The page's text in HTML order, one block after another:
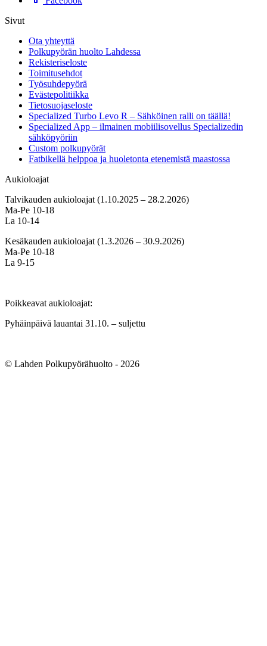
Sivut
Ota yhteyttä
Polkupyörän huolto Lahdessa
Rekisteriseloste
Toimitusehdot
Työsuhdepyörä
Evästepolitiikka
Tietosuojaseloste
Specialized Turbo Levo R – Sähköinen ralli on täällä!
Specialized App – ilmainen mobiilisovellus Specializedin
sähköpyöriin
Custom polkupyörät
Fatbikellä helppoa ja huoletonta etenemistä maastossa
Aukioloajat
Talvikauden aukioloajat (1.10.2025 – 28.2.2026)
Ma-Pe 10-18
La 10-14
Kesäkauden aukioloajat (1.3.2026 – 30.9.2026)
Ma-Pe 10-18
La 9-15
Poikkeavat aukioloajat:
Pyhäinpäivä lauantai 31.10. – suljettu
© Lahden Polkupyörähuolto - 2026